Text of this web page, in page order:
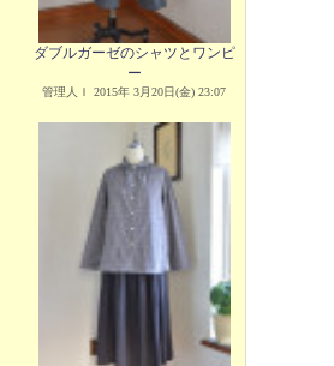
ダブルガーゼのシャツとワンピ
ー
管理人Ｉ 2015年 3月20日(金) 23:07